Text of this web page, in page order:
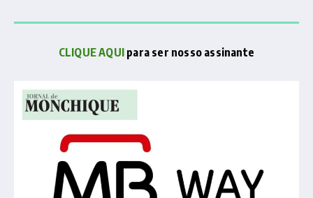
CLIQUE AQUI para ser nosso assinante